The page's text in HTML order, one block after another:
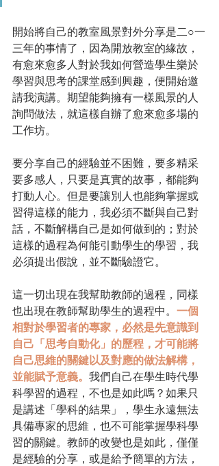
開始將自己的教室風景對外分享是二○一
三年的事情了，因為開放教室的緣故，
有愈來愈多人對於我如何營造學生樂於
學習與思考的課堂感到興趣，便開始邀
請我演講。期望能夠擁有一樣風景的人
詢問做法，就這樣自辦了愈來愈多場的
工作坊。
要分享自己的經驗並不困難，要多精采
要多感人，只要是真實的故事，都能夠
打動人心。但是要讓別人也能夠掌握或
習得這樣的能力，我必須不斷與自己對
話，不斷解構自己是如何做到的；對於
這樣的過程為何能引動學生的學習，我
必須提出假說，並不斷驗證它。
這一切出現在我幫助教師的過程，同樣
也出現在教師幫助學生的過程中。 一個
相對於學習者的專家，必然是先意識到
自己「思考自動化」的歷程，才可能將
自己思維的關鍵以及對應的做法解構，
並能賦予意義。 我們自己在學生時代學
科學習的過程，不也是如此嗎？如果只
是講述「學科的結果」，學生永遠無法
具備專家的思維，也不可能掌握學科學
習的關鍵。教師的改變也是如此，僅僅
是經驗的分享，或是給予簡單的方法，